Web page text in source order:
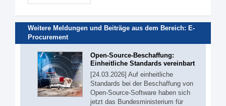
Weitere Meldungen und Beiträge aus dem Bereich: E-
Procurement
Open-Source-Beschaffung:
Einheitliche Standards vereinbart
[24.03.2026] Auf einheitliche
Standards bei der Beschaffung von
Open-Source-Software haben sich
jetzt das Bundesministerium für